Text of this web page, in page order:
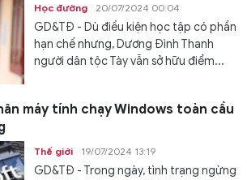
Học đường 20/07/2024 00:04
GD&TĐ - Dù điều kiện học tập có phần
hạn chế nhưng, Dương Đình Thanh
người dân tộc Tày vẫn sở hữu điểm...
máy tính chạy Windows toàn cầu
Thế giới 19/07/2024 13:19
GD&TĐ - Trong ngày, tình trạng ngừng